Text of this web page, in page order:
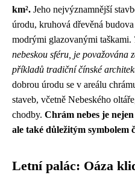
km². Jeho nejvýznamnější
úrodu, kruhová dřevěná
modrými glazovanými taškami.
nebeskou sféru, je považována
příkladů tradiční čínské
dobrou úrodu se v areálu
staveb, včetně Nebeského
chodby. Chrám nebes je
ale také důležitým symbolem
Letní palác: Oáza